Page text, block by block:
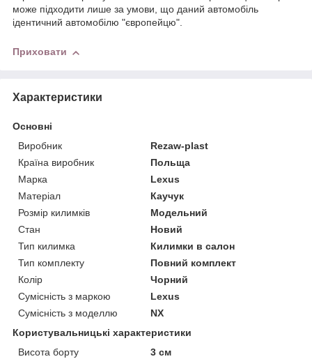
може підходити лише за умови, що даний автомобіль
ідентичний автомобілю "європейцю".
Приховати
Характеристики
Основні
Виробник
Rezaw-plast
Країна виробник
Польща
Марка
Lexus
Матеріал
Каучук
Розмір килимків
Модельний
Стан
Новий
Тип килимка
Килимки в салон
Тип комплекту
Повний комплект
Колір
Чорний
Сумісність з маркою
Lexus
Сумісність з моделлю
NX
Користувальницькі характеристики
Висота борту
3 см